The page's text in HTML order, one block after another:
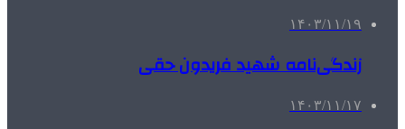
۱۴۰۳/۱۱/۱۹
زندگی‌نامه شهید فریدون حقی
۱۴۰۳/۱۱/۱۷